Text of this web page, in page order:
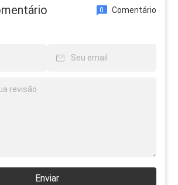
0 Comentário
Enviar